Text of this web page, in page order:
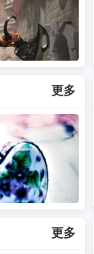
更多
更多